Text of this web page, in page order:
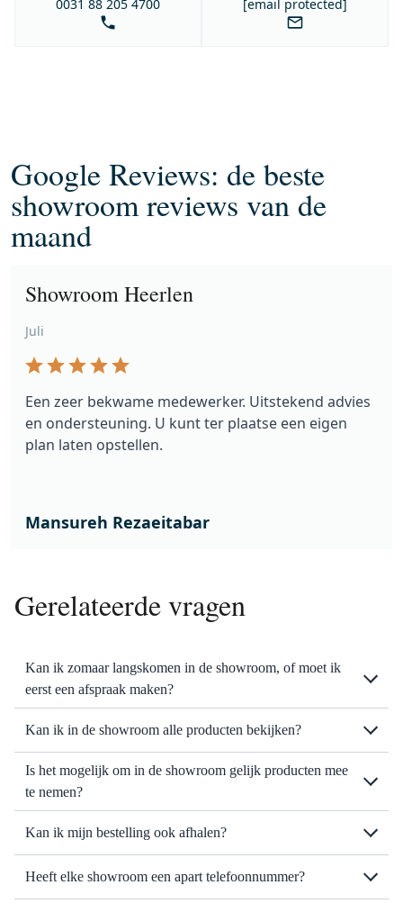
0031 88 205 4700 [email protected]
Google Reviews: de beste
showroom reviews van de
maand
Showroom Heerlen
Juli
Een zeer bekwame medewerker. Uitstekend advies
en ondersteuning. U kunt ter plaatse een eigen
plan laten opstellen.
Mansureh Rezaeitabar
Gerelateerde vragen
Kan ik zomaar langskomen in de showroom, of moet ik
eerst een afspraak maken?
Kan ik in de showroom alle producten bekijken?
Is het mogelijk om in de showroom gelijk producten mee
te nemen?
Kan ik mijn bestelling ook afhalen?
Heeft elke showroom een apart telefoonnummer?